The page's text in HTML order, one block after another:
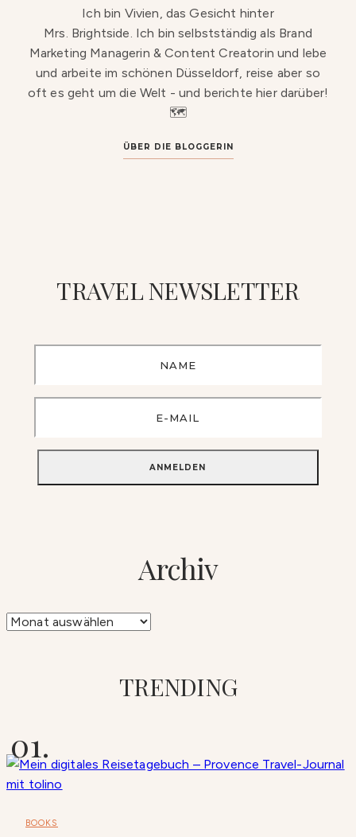
Ich bin Vivien, das Gesicht hinter
Mrs. Brightside. Ich bin selbstständig als Brand
Marketing Managerin & Content Creatorin und lebe
und arbeite im schönen Düsseldorf, reise aber so
oft es geht um die Welt - und berichte hier darüber!
🗺️
ÜBER DIE BLOGGERIN
TRAVEL NEWSLETTER
Archiv
Archiv
TRENDING
BOOKS